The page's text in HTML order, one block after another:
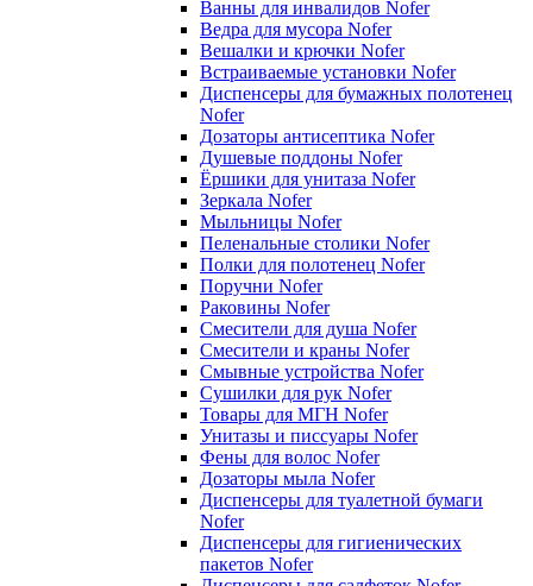
Ванны для инвалидов Nofer
Ведра для мусора Nofer
Вешалки и крючки Nofer
Встраиваемые установки Nofer
Диспенсеры для бумажных полотенец
Nofer
Дозаторы антисептика Nofer
Душевые поддоны Nofer
Ёршики для унитаза Nofer
Зеркала Nofer
Мыльницы Nofer
Пеленальные столики Nofer
Полки для полотенец Nofer
Поручни Nofer
Раковины Nofer
Смесители для душа Nofer
Смесители и краны Nofer
Смывные устройства Nofer
Сушилки для рук Nofer
Товары для МГН Nofer
Унитазы и писсуары Nofer
Фены для волос Nofer
Дозаторы мыла Nofer
Диспенсеры для туалетной бумаги
Nofer
Диспенсеры для гигиенических
пакетов Nofer